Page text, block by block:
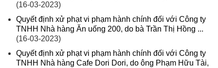
(16-03-2023)
Quyết định xử phạt vi phạm hành chính đối với Công ty
TNHH Nhà hàng Ăn uống 200, do bà Trần Thị Hồng ...
(16-03-2023)
Quyết định xử phạt vi phạm hành chính đối với Công ty
TNHH Nhà hàng Cafe Dori Dori, do ông Phạm Hữu Tài,